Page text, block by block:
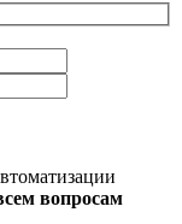
вопросам